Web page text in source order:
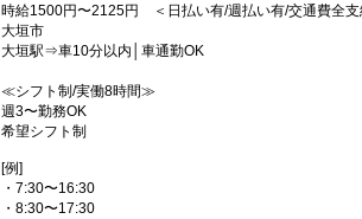
時給1500円〜2125円 ＜日払い有/週払い有/交通費全支
大垣市
大垣駅⇒車10分以内│車通勤OK
≪シフト制/実働8時間≫
週3〜勤務OK
希望シフト制
[例]
・7:30〜16:30
・8:30〜17:30